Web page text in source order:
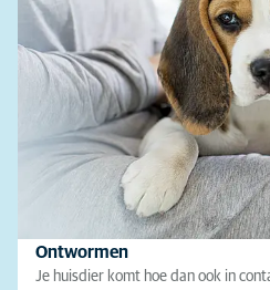
Ontwormen
Je huisdier komt hoe dan ook in